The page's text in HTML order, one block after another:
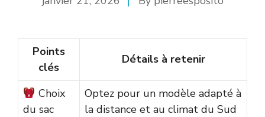
Points
clés
Détails à retenir
Choix
du sac
Optez pour un modèle adapté à
la distance et au climat du Sud